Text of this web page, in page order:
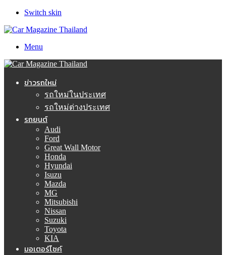
Switch skin
Menu
ข่าวรถใหม่
รถใหม่ในประเทศ
รถใหม่ต่างประเทศ
รถยนต์
Audi
Ford
Great Wall Motor
Honda
Hyundai
Isuzu
Mazda
MG
Mitsubishi
Nissan
Suzuki
Toyota
KIA
มอเตอร์ไซค์